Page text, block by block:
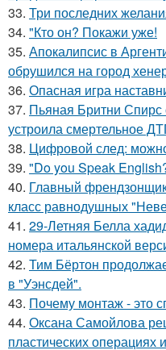
33. Три последних
34. "Кто он? Покажи уже!
35. Апокалипсис в
обрушился на город
36. Опасная игра
37. Пьяная Бритни Спирс
устроила смертельное
38. Цифровой след:
39. "Do you Speak
40. Главный
класс равнодушных
41. 29-Летняя Белла
номера итальянской
42. Тим Бёртон
в "Уэнсдей".
43. Почему монтаж - это
44. Оксана Самойлова
пластических операциях